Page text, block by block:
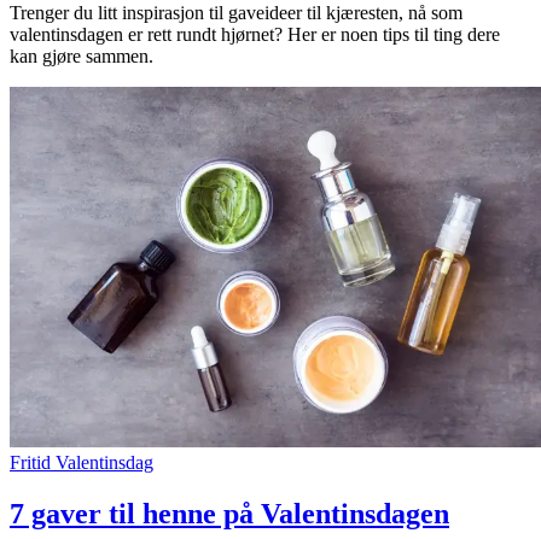
Trenger du litt inspirasjon til gaveideer til kjæresten, nå som
valentinsdagen er rett rundt hjørnet? Her er noen tips til ting dere
kan gjøre sammen.
Fritid Valentinsdag
7 gaver til henne på Valentinsdagen